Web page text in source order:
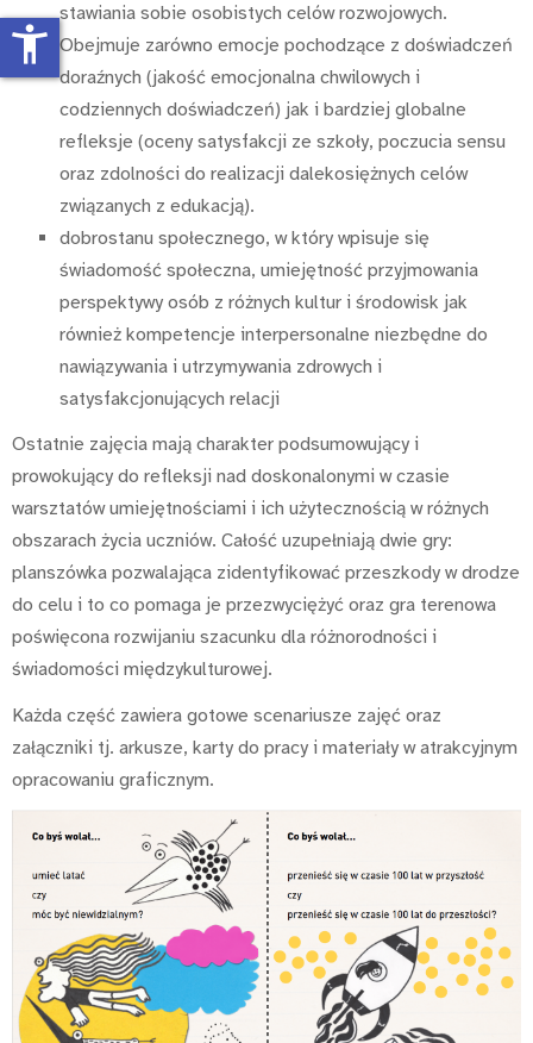
stawiania sobie osobistych celów rozwojowych.
Obejmuje zarówno emocje pochodzące z doświadczeń
doraźnych (jakość emocjonalna chwilowych i
codziennych doświadczeń) jak i bardziej globalne
refleksje (oceny satysfakcji ze szkoły, poczucia sensu
oraz zdolności do realizacji dalekosiężnych celów
związanych z edukacją).
dobrostanu społecznego, w który wpisuje się
świadomość społeczna, umiejętność przyjmowania
perspektywy osób z różnych kultur i środowisk jak
również kompetencje interpersonalne niezbędne do
nawiązywania i utrzymywania zdrowych i
satysfakcjonujących relacji
Ostatnie zajęcia mają charakter podsumowujący i
prowokujący do refleksji nad doskonalonymi w czasie
warsztatów umiejętnościami i ich użytecznością w różnych
obszarach życia uczniów. Całość uzupełniają dwie gry:
planszówka pozwalająca zidentyfikować przeszkody w drodze
do celu i to co pomaga je przezwyciężyć oraz gra terenowa
poświęcona rozwijaniu szacunku dla różnorodności i
świadomości międzykulturowej.
Każda część zawiera gotowe scenariusze zajęć oraz
załączniki tj. arkusze, karty do pracy i materiały w atrakcyjnym
opracowaniu graficznym.
accessibility_new